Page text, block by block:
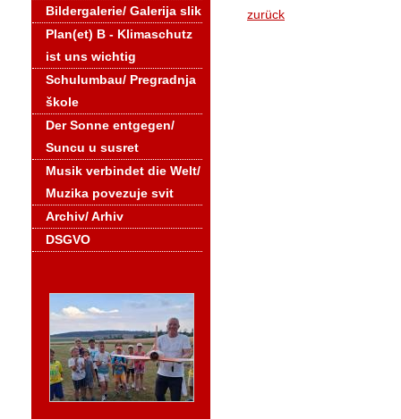
Bildergalerie/ Galerija slik
Plan(et) B - Klimaschutz
ist uns wichtig
Schulumbau/ Pregradnja
škole
Der Sonne entgegen/
Suncu u susret
Musik verbindet die Welt/
Muzika povezuje svit
Archiv/ Arhiv
DSGVO
zurück